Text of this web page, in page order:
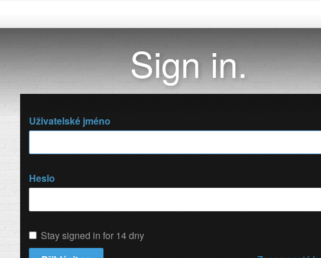
Sign in.
Uživatelské jméno
Heslo
Stay signed in for 14 dny